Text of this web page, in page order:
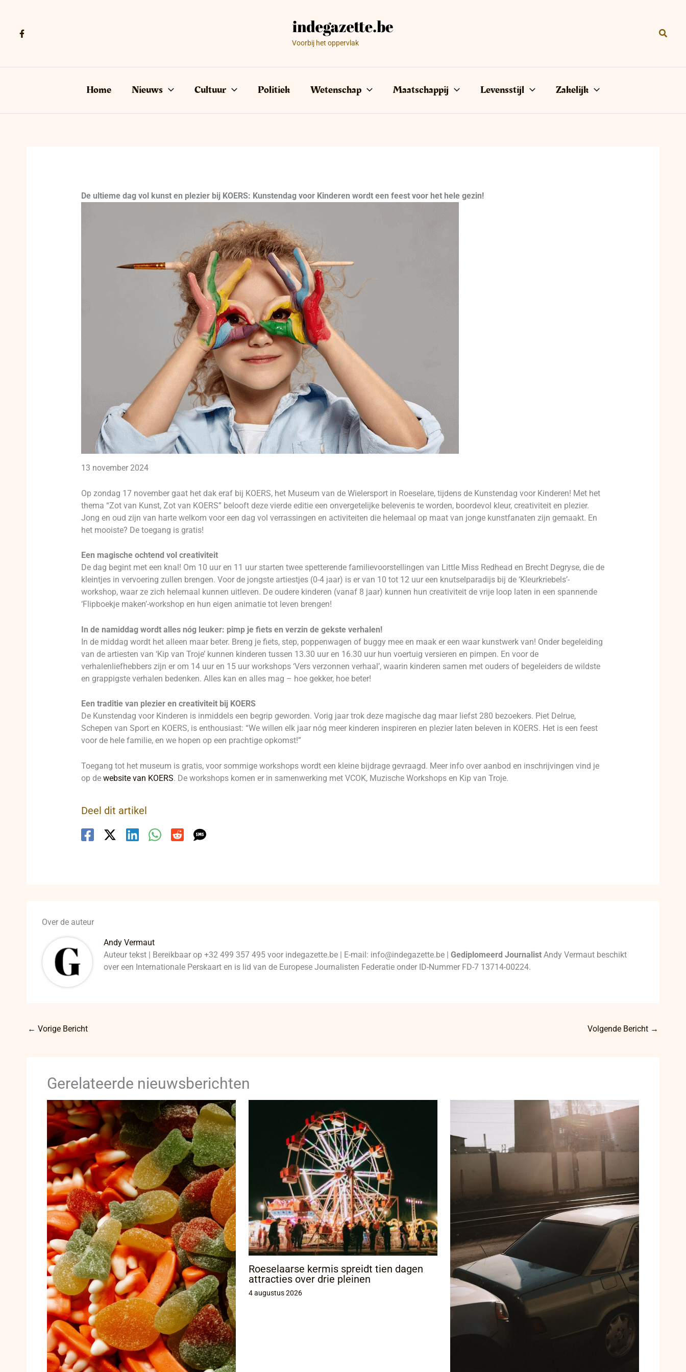
Voorbij het oppervlak
Home Nieuws Cultuur Politiek Wetenschap Maatschappij Levensstijl Zakelijk
De ultieme dag vol kunst en plezier bij KOERS: Kunstendag voor Kinderen wordt een feest voor het hele gezin!
13 november 2024
Op zondag 17 november gaat het dak eraf bij KOERS, het Museum van de Wielersport in Roeselare, tijdens de Kunstendag voor Kinderen! Met het
thema “Zot van Kunst, Zot van KOERS” belooft deze vierde editie een onvergetelijke belevenis te worden, boordevol kleur, creativiteit en plezier.
Jong en oud zijn van harte welkom voor een dag vol verrassingen en activiteiten die helemaal op maat van jonge kunstfanaten zijn gemaakt. En
het mooiste? De toegang is gratis!
Een magische ochtend vol creativiteit
De dag begint met een knal! Om 10 uur en 11 uur starten twee spetterende familievoorstellingen van Little Miss Redhead en Brecht Degryse, die de
kleintjes in vervoering zullen brengen. Voor de jongste artiestjes (0-4 jaar) is er van 10 tot 12 uur een knutselparadijs bij de ‘Kleurkriebels’-
workshop, waar ze zich helemaal kunnen uitleven. De oudere kinderen (vanaf 8 jaar) kunnen hun creativiteit de vrije loop laten in een spannende
‘Flipboekje maken’-workshop en hun eigen animatie tot leven brengen!
In de namiddag wordt alles nóg leuker: pimp je fiets en verzin de gekste verhalen!
In de middag wordt het alleen maar beter. Breng je fiets, step, poppenwagen of buggy mee en maak er een waar kunstwerk van! Onder begeleiding
van de artiesten van ‘Kip van Troje’ kunnen kinderen tussen 13.30 uur en 16.30 uur hun voertuig versieren en pimpen. En voor de
verhalenliefhebbers zijn er om 14 uur en 15 uur workshops ‘Vers verzonnen verhaal’, waarin kinderen samen met ouders of begeleiders de wildste
en grappigste verhalen bedenken. Alles kan en alles mag – hoe gekker, hoe beter!
Een traditie van plezier en creativiteit bij KOERS
De Kunstendag voor Kinderen is inmiddels een begrip geworden. Vorig jaar trok deze magische dag maar liefst 280 bezoekers. Piet Delrue,
Schepen van Sport en KOERS, is enthousiast: “We willen elk jaar nóg meer kinderen inspireren en plezier laten beleven in KOERS. Het is een feest
voor de hele familie, en we hopen op een prachtige opkomst!”
Toegang tot het museum is gratis, voor sommige workshops wordt een kleine bijdrage gevraagd. Meer info over aanbod en inschrijvingen vind je
op de website van KOERS. De workshops komen er in samenwerking met VCOK, Muzische Workshops en Kip van Troje.
Deel dit artikel
Over de auteur
Andy Vermaut
Auteur tekst | Bereikbaar op +32 499 357 495 voor indegazette.be | E-mail: info@indegazette.be |Gediplomeerd Journalist Andy Vermaut beschikt
over een Internationale Perskaart en is lid van de Europese Journalisten Federatie onder ID-Nummer FD-7 13714-00224.
← Vorige Bericht Volgende Bericht →
Gerelateerde nieuwsberichten
Roeselaarse kermis spreidt tien dagen
attracties over drie pleinen
4 augustus 2026